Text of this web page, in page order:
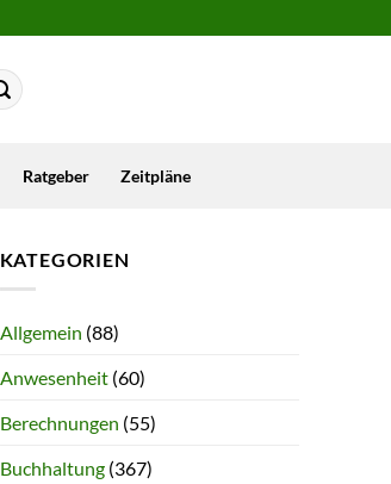
Ratgeber Zeitpläne
KATEGORIEN
Allgemein (88)
Anwesenheit(60)
Berechnungen (55)
Buchhaltung(367)